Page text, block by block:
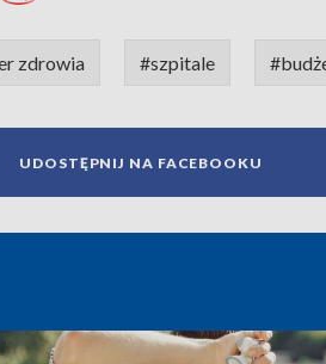
zdrowia #szpitale
UDOSTĘPNIJ NA FACEBOOKU